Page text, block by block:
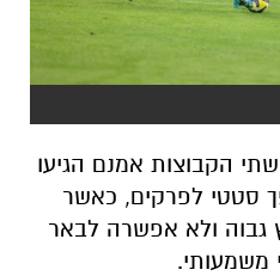
הקבוצות אמנם הגיעו
סטטי לפרקים, כאשר
גבוה ולא אפשרה לבאר